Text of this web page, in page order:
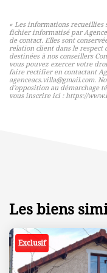
« Les informations recueillies
fichier informatisé par
de contact. Elles sont
relation client dans le respect
destinées à nos conseillers
vous pouvez exercer votre
faire rectifier en contactant
agenceacs.villa@gmail.com.
d'opposition au démarchage
vous inscrire ici : https://
Les biens
Exclusif